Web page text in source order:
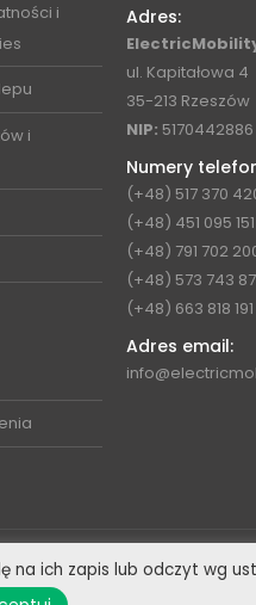
i
i
Adres:
ul. Kapitałowa 4
35-213 Rzeszów
NIP: 5170442886
Numery
(+48) 517 370
(+48) 451 095 151
(+48) 791 702
(+48) 573 743
(+48) 663 818 191
Adres email:
na ich zapis lub odczyt wg